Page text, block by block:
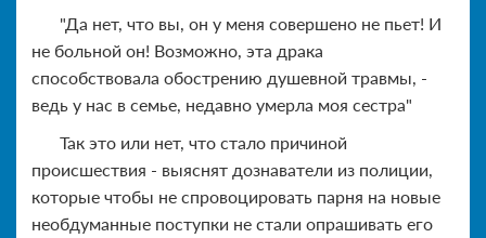
"Да нет, что вы, он у меня совершено не пьет! И
не больной он! Возможно, эта драка
способствовала обострению душевной травмы, -
ведь у нас в семье, недавно умерла моя сестра"
Так это или нет, что стало причиной
происшествия - выяснят дознаватели из полиции,
которые чтобы не спровоцировать парня на новые
необдуманные поступки не стали опрашивать его